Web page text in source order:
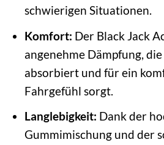
schwierigen Situationen.
Komfort: Der Black Jack
angenehme Dämpfung,
absorbiert und für ein
Fahrgefühl sorgt.
Langlebigkeit: Dank der
Gummimischung und der